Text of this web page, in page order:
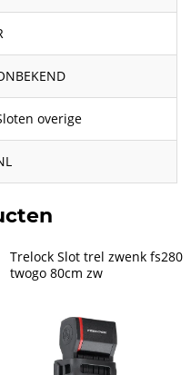
overige
Trelock Slot trel zwenk fs280
twogo 80cm zw